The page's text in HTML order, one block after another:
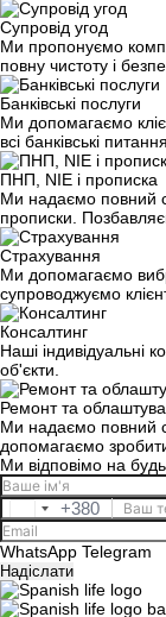
Супровід угод
Ми пропонуємо
повну чистоту і
Банківські послуги
Ми допомагаємо
всі банківські питання.
ПНП, NIE і прописка
Ми надаємо повний
прописки.
Страхування
Ми допомагаємо
супроводжуємо
Консалтинг
Наші індивідуальні
об'єкти.
Ремонт та
Ми надаємо повний
допомагаємо
Ми відповімо на
Ukraine
+380
+380
WhatsApp Telegram
Надіслати
Ми
запит і
найближчим
Підписку на
Ми
Залиште свої
UKRAINE
+380
+380